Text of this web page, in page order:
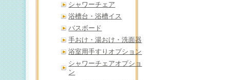
シャワーチェア
浴槽台・浴槽イス
バスボード
手おけ・湯おけ・洗面器
浴室用手すりオプション
シャワーチェアオプショ
ン